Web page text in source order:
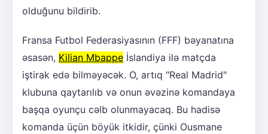
olduğunu bildirib.
Fransa Futbol Federasiyasının (FFF) bəyanatına
əsasən, Kilian Mbappe İslandiya ilə matçda
iştirak edə bilməyəcək. O, artıq "Real Madrid"
klubuna qaytarılıb və onun əvəzinə komandaya
başqa oyunçu cəlb olunmayacaq. Bu hadisə
komanda üçün böyük itkidir, çünki Ousmane